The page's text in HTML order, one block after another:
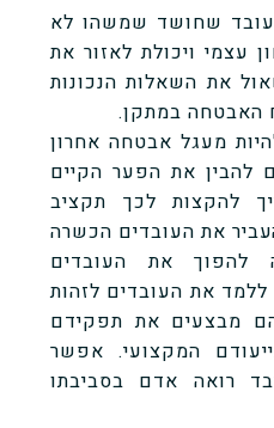
שחושד שמשהו לא
עצמי ויכולת לאזור את
את השאלות הנכונות
האבטחה במתקן.
מעגל אבטחה אחרון
להבין את הפער הקיים
להקצות לכך תקציב
את העובדים הכשרה
להפוך את העובדים
את העובדים לזהות
מבצעים את תפקידם
המקצועי. אפשר
רואה אדם בסביבתו